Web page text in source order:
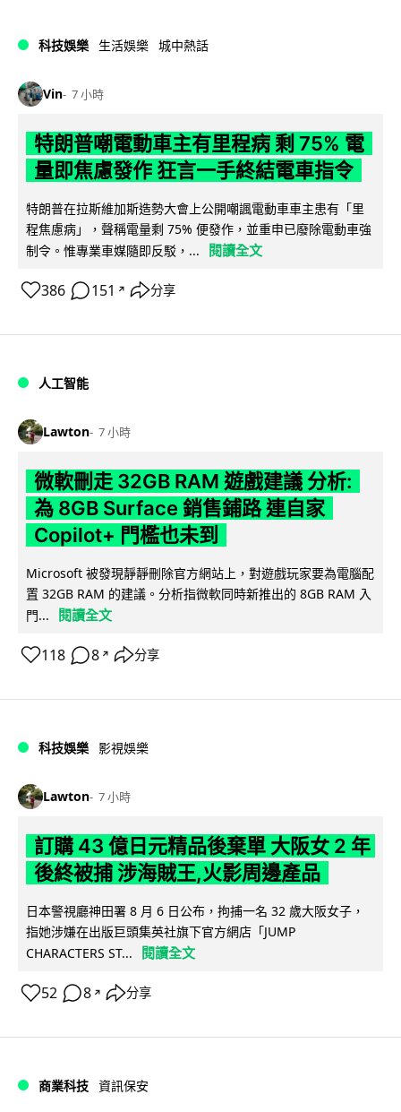
科技娛樂 生活娛樂 城中熱話
Vin 7 小時
特朗普嘲電動車主有里程病 剩 75% 電
量即焦慮發作 狂言一手終結電車指令
特朗普在拉斯維加斯造勢大會上公開嘲諷電動車車主患有「里
程焦慮病」，聲稱電量剩 75% 便發作，並重申已廢除電動車強
制令。惟專業車媒隨即反駁，...
閱讀全文
386 151 ↗ 分享
人工智能
Lawton 7 小時
微軟刪走 32GB RAM 遊戲建議 分析:
為 8GB Surface 銷售鋪路 連自家
Copilot+ 門檻也未到
Microsoft 被發現靜靜刪除官方網站上，對遊戲玩家要為電腦配
置 32GB RAM 的建議。分析指微軟同時新推出的 8GB RAM 入
門...
閱讀全文
118 8 ↗ 分享
科技娛樂 影視娛樂
Lawton 7 小時
訂購 43 億日元精品後棄單 大阪女 2 年
後終被捕 涉海賊王,火影周邊產品
日本警視廳神田署 8 月 6 日公布，拘捕一名 32 歲大阪女子，
指她涉嫌在出版巨頭集英社旗下官方網店「JUMP
CHARACTERS ST...
閱讀全文
52 8 ↗ 分享
商業科技 資訊保安